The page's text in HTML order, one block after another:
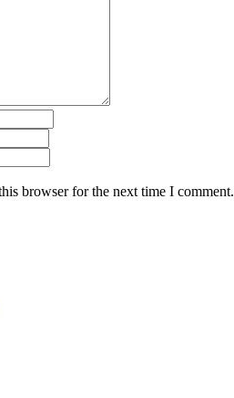
browser for the next time I comment.